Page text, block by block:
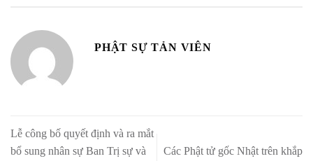
PHẬT SỰ TẢN VIÊN
Lễ công bố quyết định và ra mắt
bổ sung nhân sự Ban Trị sự và
Các Phật tử gốc Nhật trên khắp